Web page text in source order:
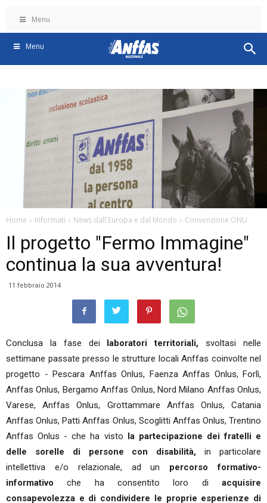
Menu
Menu
Home Informati News dall'Europa e dal Mondo Convenzione ONU
Il progetto "Fermo Immagine"
continua la sua avventura!
11 febbraio 2014
Conclusa la fase dei laboratori territoriali, svoltasi nelle
settimane passate presso le strutture locali Anffas coinvolte nel
progetto - Pescara Anffas Onlus, Faenza Anffas Onlus, Forlì,
Anffas Onlus, Bergamo Anffas Onlus, Nord Milano Anffas Onlus,
Varese, Anffas Onlus, Grottammare Anffas Onlus, Catania
Anffas Onlus, Patti Anffas Onlus, Scoglitti Anffas Onlus, Trentino
Anffas Onlus - che ha visto la partecipazione dei fratelli e
delle sorelle di persone con disabilità,in particolare
intellettiva e/o relazionale, ad un percorso formativo-
informativo che ha consentito loro di acquisire
consapevolezza e di condividere le proprie esperienze di